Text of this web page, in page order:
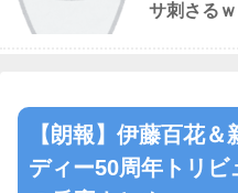
サ刺さる
【朗報】伊藤百花
ディー50周年トリ